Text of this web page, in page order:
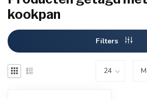
kookpan
Filters